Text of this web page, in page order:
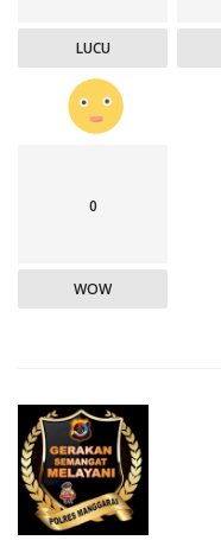
LUCU
0
WOW